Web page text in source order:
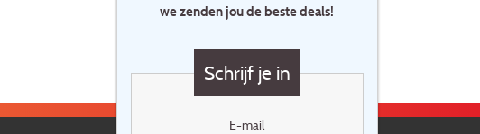
we zenden jou de beste deals!
Schrijf je in
E-mail